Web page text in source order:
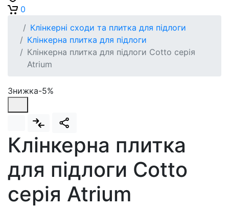
0
Клінкерні сходи та плитка для підлоги
Клінкерна плитка для підлоги
Клінкерна плитка для підлоги Cotto серія
Atrium
Знижка-5%
Клінкерна плитка
для підлоги Cotto
серія Atrium